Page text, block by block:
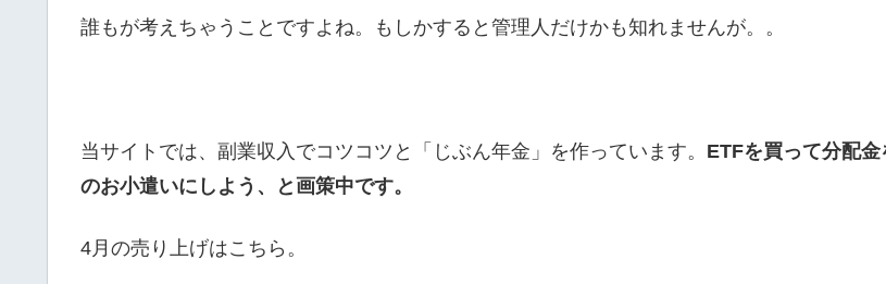
誰もが考えちゃうことですよね。もしかすると管理人だけかも知れませんが。。
当サイトでは、副業収入でコツコツと「じぶん年金」を作っています。 ETFを買って分配金
のお小遣いにしよう、と画策中です。
4月の売り上げはこちら。